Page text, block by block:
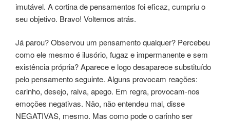
imutável. A cortina de pensamentos foi eficaz, cumpriu o
seu objetivo. Bravo! Voltemos atrás.
Já parou? Observou um pensamento qualquer? Percebeu
como ele mesmo é ilusório, fugaz e impermanente e sem
existência própria? Aparece e logo desaparece substituído
pelo pensamento seguinte. Alguns provocam reações:
carinho, desejo, raiva, apego. Em regra, provocam-nos
emoções negativas. Não, não entendeu mal, disse
NEGATIVAS, mesmo. Mas como pode o carinho ser